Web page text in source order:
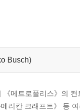
Busch)
《메트로폴리스》의
메리칸 크래프트》 등